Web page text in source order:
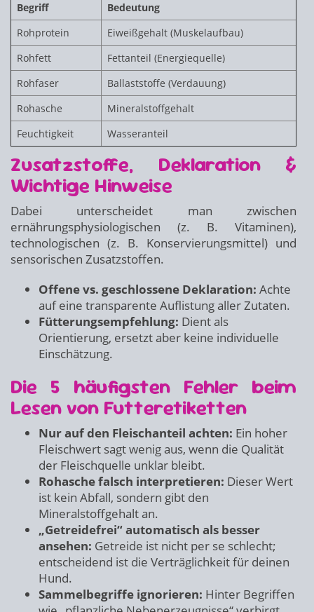
Begriff
Bedeutung
Rohprotein
Eiweißgehalt (Muskelaufbau)
Rohfett
Fettanteil (Energiequelle)
Rohfaser
Ballaststoffe (Verdauung)
Rohasche
Mineralstoffgehalt
Feuchtigkeit
Wasseranteil
Zusatzstoffe, Deklaration &
Wichtige Hinweise
Dabei unterscheidet man zwischen
ernährungsphysiologischen (z. B. Vitaminen),
technologischen (z. B. Konservierungsmittel) und
sensorischen Zusatzstoffen.
Offene vs. geschlossene Deklaration: Achte
auf eine transparente Auflistung aller Zutaten.
Fütterungsempfehlung: Dient als
Orientierung, ersetzt aber keine individuelle
Einschätzung.
Die 5 häufigsten Fehler beim
Lesen von Futteretiketten
Nur auf den Fleischanteil achten: Ein hoher
Fleischwert sagt wenig aus, wenn die Qualität
der Fleischquelle unklar bleibt.
Rohasche falsch interpretieren: Dieser Wert
ist kein Abfall, sondern gibt den
Mineralstoffgehalt an.
„Getreidefrei“ automatisch als besser
ansehen: Getreide ist nicht per se schlecht;
entscheidend ist die Verträglichkeit für deinen
Hund.
Sammelbegriffe ignorieren: Hinter Begriffen